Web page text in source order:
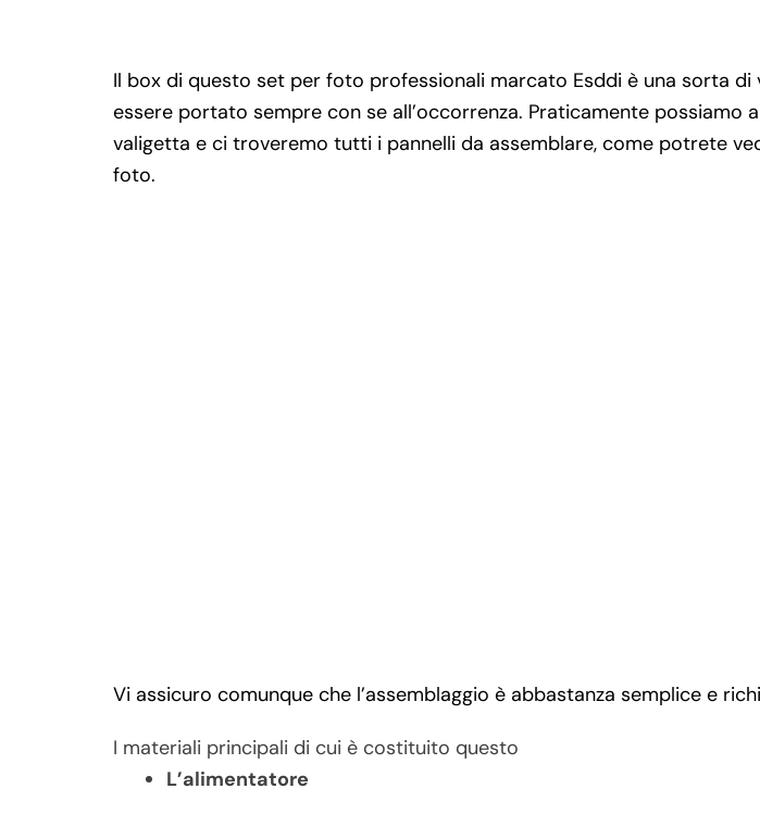
Il box di questo set per foto professionali marcato Esddi è una sorta di
essere portato sempre con se all’occorrenza. Praticamente possiamo
valigetta e ci troveremo tutti i pannelli da assemblare, come potrete
foto.
Vi assicuro comunque che l’assemblaggio è abbastanza semplice e
I materiali principali di cui è costituito questo
L’alimentatore